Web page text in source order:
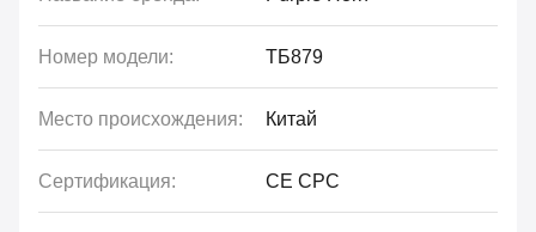
Номер модели: ТБ879
Место происхождения: Китай
Сертификация: CE CPC